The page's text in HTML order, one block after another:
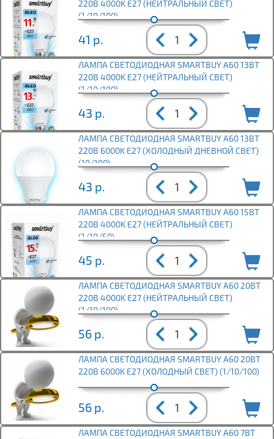
220В 4000K E27 (НЕЙТРАЛЬНЫЙ СВЕТ)
(1/10/100)
41 р.
ЛАМПА СВЕТОДИОДНАЯ SMARTBUY A60 13ВТ
220В 4000K E27 (НЕЙТРАЛЬНЫЙ СВЕТ)
(1/10/100)
43 р.
ЛАМПА СВЕТОДИОДНАЯ SMARTBUY A60 13ВТ
220В 6000K E27 (ХОЛОДНЫЙ ДНЕВНОЙ СВЕТ)
(10/100)
43 р.
ЛАМПА СВЕТОДИОДНАЯ SMARTBUY A60 15ВТ
220В 4000K E27 (НЕЙТРАЛЬНЫЙ СВЕТ)
(1/10/50)
45 р.
ЛАМПА СВЕТОДИОДНАЯ SMARTBUY A60 20ВТ
220В 4000K E27 (НЕЙТРАЛЬНЫЙ СВЕТ)
(1/10/100)
56 р.
ЛАМПА СВЕТОДИОДНАЯ SMARTBUY A60 20ВТ
220В 6000K E27 (ХОЛОДНЫЙ СВЕТ) (1/10/100)
56 р.
ЛАМПА СВЕТОДИОДНАЯ SMARTBUY A60 7ВТ